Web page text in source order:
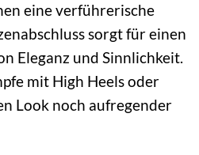
eine verführerische
sorgt für einen
Eleganz und Sinnlichkeit.
mit High Heels oder
Look noch aufregender